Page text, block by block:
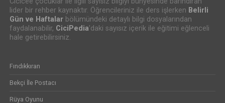
lider bir rehber kaynaktır. Öğrencileriniz ile ders işlerken Belirli
Gün ve Haftalarbölümündeki detaylı bilgi dosyalarından
faydalanabilir, CiciPedia’daki sayısız içerik ile eğitimi eğlenceli
hale getirebilirsiniz.
Fındıkkıran
Bekçi İle Postacı
Rüya Oyunu